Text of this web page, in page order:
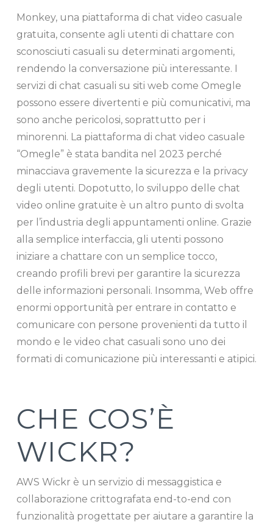
Monkey, una piattaforma di chat video casuale
gratuita, consente agli utenti di chattare con
sconosciuti casuali su determinati argomenti,
rendendo la conversazione più interessante. I
servizi di chat casuali su siti web come Omegle
possono essere divertenti e più comunicativi, ma
sono anche pericolosi, soprattutto per i
minorenni. La piattaforma di chat video casuale
“Omegle” è stata bandita nel 2023 perché
minacciava gravemente la sicurezza e la privacy
degli utenti. Dopotutto, lo sviluppo delle chat
video online gratuite è un altro punto di svolta
per l’industria degli appuntamenti online. Grazie
alla semplice interfaccia, gli utenti possono
iniziare a chattare con un semplice tocco,
creando profili brevi per garantire la sicurezza
delle informazioni personali. Insomma, Web offre
enormi opportunità per entrare in contatto e
comunicare con persone provenienti da tutto il
mondo e le video chat casuali sono uno dei
formati di comunicazione più interessanti e atipici.
CHE COS’È
WICKR?
AWS Wickr è un servizio di messaggistica e
collaborazione crittografata end-to-end con
funzionalità progettate per aiutare a garantire la